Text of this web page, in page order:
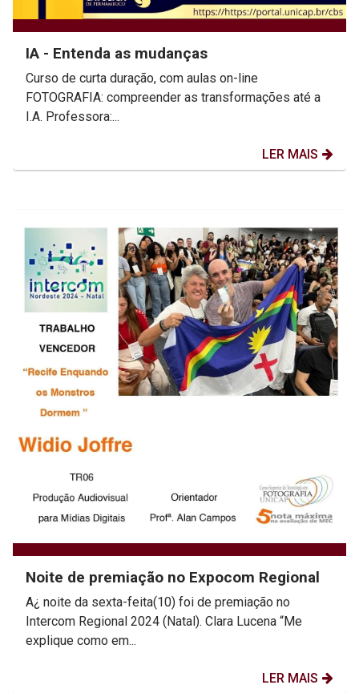
IA - Entenda as mudanças
Curso de curta duração, com aulas on-line
FOTOGRAFIA: compreender as transformações até a
I.A. Professora:...
LER MAIS
Noite de premiação no Expocom Regional
A¿ noite da sexta-feita(10) foi de premiação no
Intercom Regional 2024 (Natal). Clara Lucena “Me
explique como em...
LER MAIS